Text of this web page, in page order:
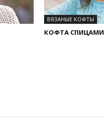
ВЯЗАНЫЕ КОФТЫ
КОФТА СПИЦАМИ